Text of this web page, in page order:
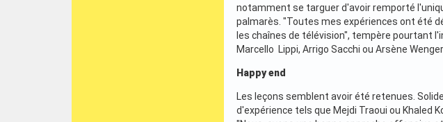
notamment se targuer d'avoir remporté
palmarès. "Toutes mes expériences ont été
les chaînes de télévision", tempère pourtant
Marcello Lippi, Arrigo Sacchi ou Arsène
Happy end
Les leçons semblent avoir été retenues.
d'expérience tels que Mejdi Traoui ou Khaled